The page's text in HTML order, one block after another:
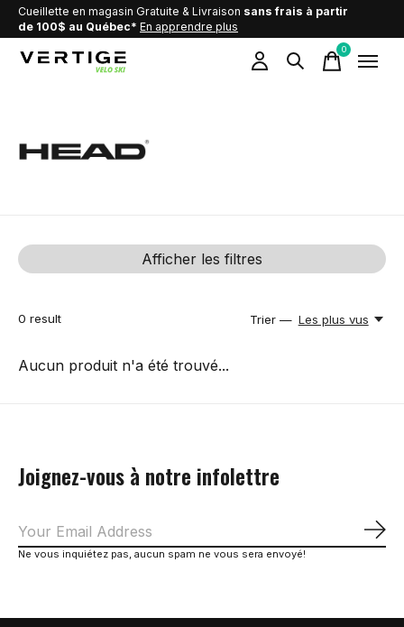
Cueillette en magasin Gratuite & Livraison sans frais à partir
de 100$ au Québec* En apprendre plus
0items
Head
Afficher les filtres
0 result Trier — Les plus vus
Aucun produit n'a été trouvé...
Joignez-vous à notre infolettre
Ne vous inquiétez pas, aucun spam ne vous sera envoyé!